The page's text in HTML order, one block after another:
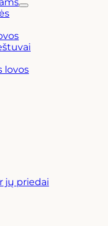
lovos
jų priedai